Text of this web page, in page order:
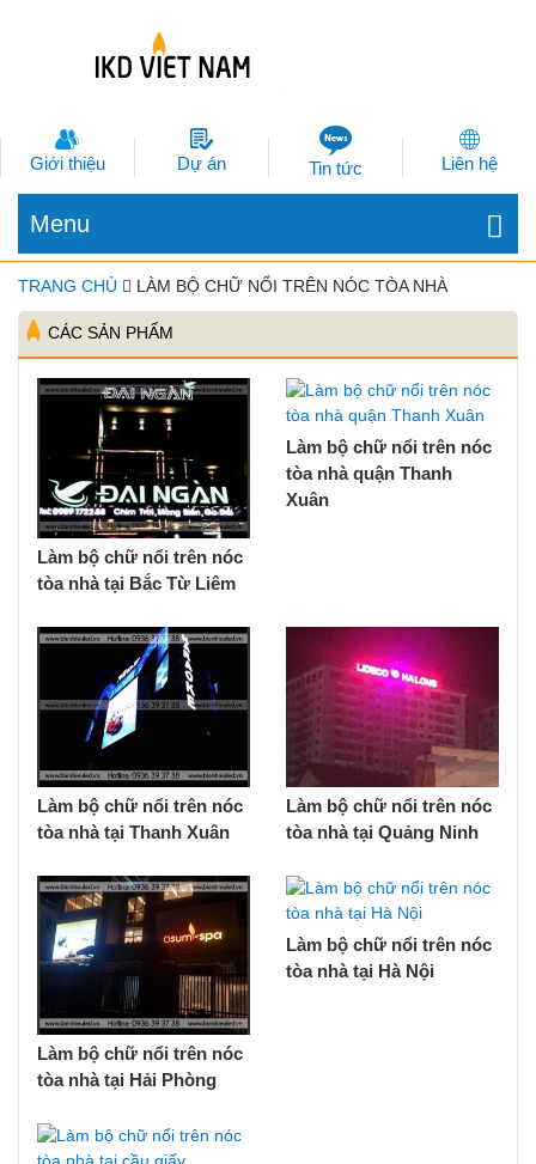
Giới thiệu Dự án Tin tức Liên hệ
Menu
TRANG CHỦ LÀM BỘ CHỮ NỔI TRÊN NÓC TÒA NHÀ
CÁC SẢN PHẨM
Làm bộ chữ nổi trên nóc
tòa nhà tại Bắc Từ Liêm
Làm bộ chữ nổi trên nóc
tòa nhà quận Thanh
Xuân
Làm bộ chữ nổi trên nóc
tòa nhà tại Thanh Xuân
Làm bộ chữ nổi trên nóc
tòa nhà tại Quảng Ninh
Làm bộ chữ nổi trên nóc
tòa nhà tại Hải Phòng
Làm bộ chữ nổi trên nóc
tòa nhà tại Hà Nội